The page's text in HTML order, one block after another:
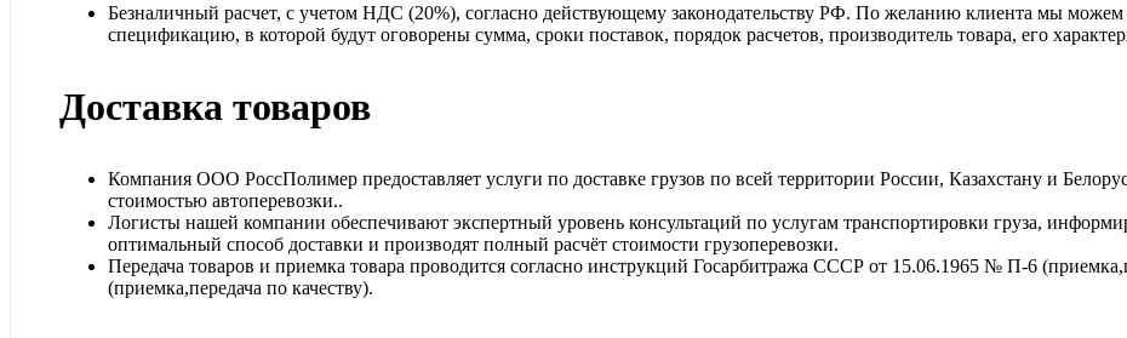
Безналичный расчет, с учетом НДС (20%), согласно действующему законодательству РФ. По желанию клиента мы можем
спецификацию, в которой будут оговорены сумма, сроки поставок, порядок расчетов, производитель товара, его
Доставка товаров
Компания ООО РоссПолимер предоставляет услуги по доставке грузов по всей территории России, Казахстану и
стоимостью автоперевозки..
Логисты нашей компании обеспечивают экспертный уровень консультаций по услугам транспортировки груза,
оптимальный способ доставки и производят полный расчёт стоимости грузоперевозки.
Передача товаров и приемка товара проводится согласно инструкций Госарбитража СССР от 15.06.1965 № П-6
(приемка,передача по качеству).